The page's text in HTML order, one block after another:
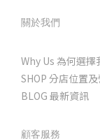
關於我們
Why Us 為何選擇
SHOP 分店位置
BLOG 最新資訊
顧客服務